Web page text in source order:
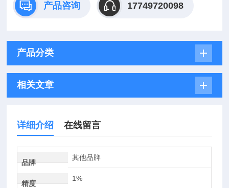
产品咨询 17749720098
产品分类
相关文章
详细介绍 在线留言
品牌
其他品牌
精度
1%